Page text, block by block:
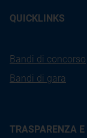
QUICKLINKS
Bandi di concorso
Bandi di gara
TRASPARENZA